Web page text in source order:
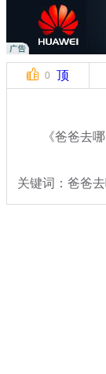
0 顶
《爸爸去哪
关键词：爸爸